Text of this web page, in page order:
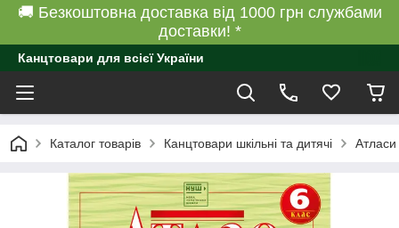
🚚 Безкоштовна доставка від 1000 грн службами
доставки! *
Канцтовари для всієї України
Каталог товарів Канцтовари шкільні та дитячі Атласи